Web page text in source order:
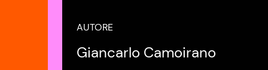
AUTORE
Giancarlo Camoirano